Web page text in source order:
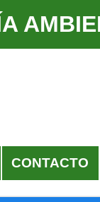
CONTACTO